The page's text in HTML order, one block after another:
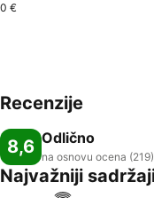
0 €
Recenzije
8,6 Odlično
na osnovu ocena
Najvažniji